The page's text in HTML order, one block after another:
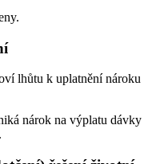
lhůtu k uplatnění nároku
nárok na výplatu dávky